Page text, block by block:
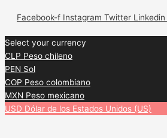
Facebook-f Instagram Twitter Linkedin
Select your currency
CLP Peso chileno
PEN Sol
COP Peso colombiano
MXN Peso mexicano
USD Dólar de los Estados Unidos (US)